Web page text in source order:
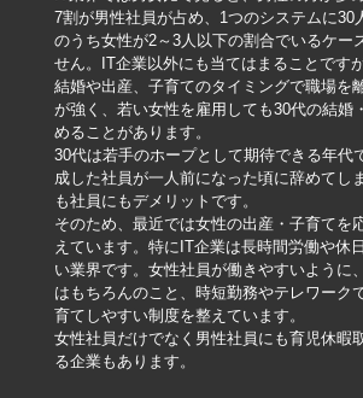
7割が男性社員が占め、1つのシステムに30
のうち女性が2～3人以下の割合でいるケー
せん。IT企業以外にも当てはまることです
結婚や出産、子育てのタイミングで職場を
が強く、若い女性を雇用しても30代の結婚
めることがあります。
30代は若手のホープとして期待できる年代
成した社員が一人前になった頃に辞めてし
も社員にもデメリットです。
そのため、最近では女性の出産・子育てを
えています。特にIT企業は長時間労働や休
い業界です。女性社員が働きやすいように
はもちろんのこと、時短勤務やテレワーク
育てしやすい制度を整えています。
女性社員だけでなく男性社員にも育児休暇
る企業もあります。